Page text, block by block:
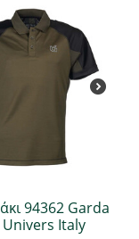
94362 Garda
Italy